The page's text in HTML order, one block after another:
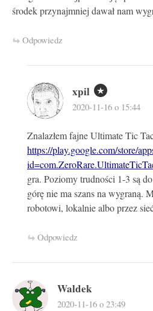
środek przynajmniej dawał nam
Odpowiedz
xpil
2020-11-16 o 15:44
Znalazłem fajne Ultimate Tic
https://play.google.com/store/
gra. Poziomy trudności 1-3 są
górę nie ma szans na wygraną.
robotowi, lokalnie albo przez
Odpowiedz
Waldek
2020-11-16 o 23:49